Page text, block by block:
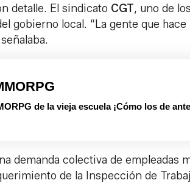
detalle. El sindicato CGT, uno de
gobierno local. “La gente que
de la vieja escuela ¡Cómo los de
demanda colectiva de empleadas
de la Inspección de